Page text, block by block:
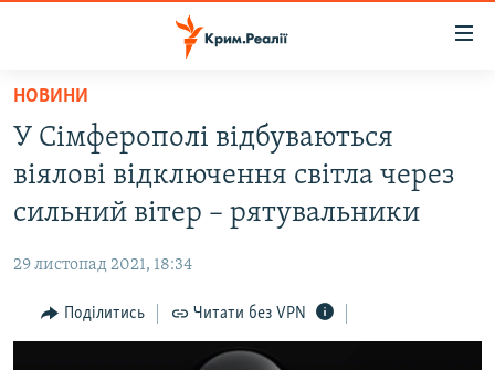
Перейти
основного
матеріалу
до
основної
Перейти
до
НОВИНИ
ВОДА.КРИМ
ВІДЕО ТА ФОТО
БЛОГИ
ПОГЛЯД
НОВИНИ
У Сімферополі відбуваються
віялові відключення світла через
сильний вітер – рятувальники
29 листопад 2021, 18:34
Поділитись Читати без VPN